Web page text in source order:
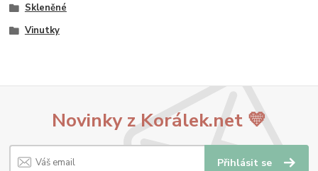
Skleněné
Vinutky
Novinky z Korálek.net 💛
Přihlásit se